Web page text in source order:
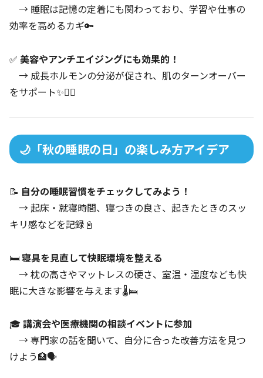
→ 睡眠は記憶の定着にも関わっており、学習や仕事の
効率を高めるカギ🔑
✅ 美容やアンチエイジングにも効果的！
→ 成長ホルモンの分泌が促され、肌のターンオーバー
をサポート✨💆‍♀️
🌙「秋の睡眠の日」の楽しみ方アイデア
📝 自分の睡眠習慣をチェックしてみよう！
→ 起床・就寝時間、寝つきの良さ、起きたときのスッ
キリ感などを記録📓
🛏寝具を見直して快眠環境を整える
→ 枕の高さやマットレスの硬さ、室温・湿度なども快
眠に大きな影響を与えます🌡🛌
🎓 講演会や医療機関の相談イベントに参加
→ 専門家の話を聞いて、自分に合った改善方法を見つ
けよう🏥🗣